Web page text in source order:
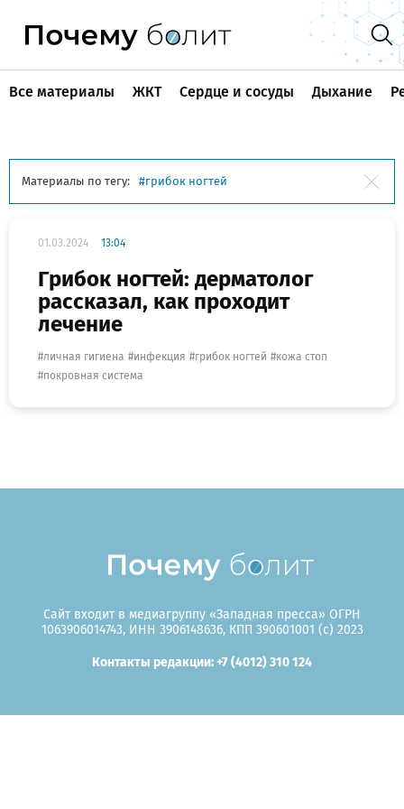
Все материалы ЖКТ Сердце и сосуды Дыхание
Материалы по тегу: грибок ногтей
01.03.2024 13:04
Грибок ногтей: дерматолог
рассказал, как проходит
лечение
личная гигиена инфекция грибок ногтей
кожа стоп
покровная система
Сайт входит в медиагруппу «Западная пресса» ОГРН
1063906014743, ИНН 3906148636, КПП 390601001 (c) 2023
Контакты редакции: +7 (4012) 310 124